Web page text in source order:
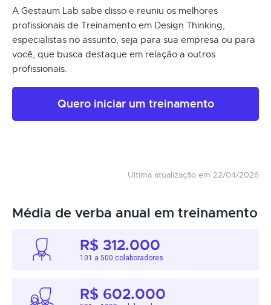
A Gestaum Lab sabe disso e reuniu os melhores
profissionais de Treinamento em Design Thinking,
especialistas no assunto, seja para sua empresa ou para
você, que busca destaque em relação a outros
profissionais.
Quero iniciar um treinamento
Última atualização em 22/04/2026
Média de verba anual em treinamento
R$ 312.000
101 a 500 colaboradores
R$ 602.000